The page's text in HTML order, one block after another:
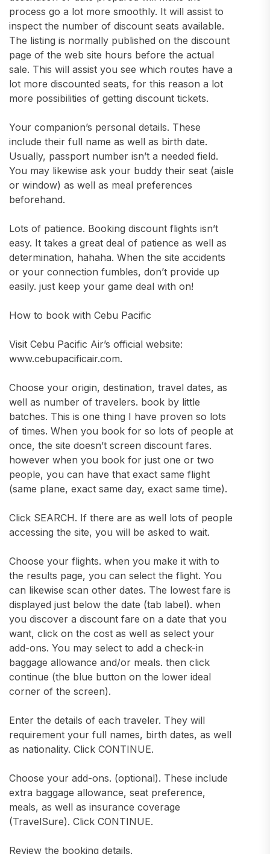
process go a lot more smoothly. It will assist to
inspect the number of discount seats available.
The listing is normally published on the discount
page of the web site hours before the actual
sale. This will assist you see which routes have a
lot more discounted seats, for this reason a lot
more possibilities of getting discount tickets.
Your companion’s personal details. These
include their full name as well as birth date.
Usually, passport number isn’t a needed field.
You may likewise ask your buddy their seat (aisle
or window) as well as meal preferences
beforehand.
Lots of patience. Booking discount flights isn’t
easy. It takes a great deal of patience as well as
determination, hahaha. When the site accidents
or your connection fumbles, don’t provide up
easily. just keep your game deal with on!
How to book with Cebu Pacific
Visit Cebu Pacific Air’s official website:
www.cebupacificair.com.
Choose your origin, destination, travel dates, as
well as number of travelers. book by little
batches. This is one thing I have proven so lots
of times. When you book for so lots of people at
once, the site doesn’t screen discount fares.
however when you book for just one or two
people, you can have that exact same flight
(same plane, exact same day, exact same time).
Click SEARCH. If there are as well lots of people
accessing the site, you will be asked to wait.
Choose your flights. when you make it with to
the results page, you can select the flight. You
can likewise scan other dates. The lowest fare is
displayed just below the date (tab label). when
you discover a discount fare on a date that you
want, click on the cost as well as select your
add-ons. You may select to add a check-in
baggage allowance and/or meals. then click
continue (the blue button on the lower ideal
corner of the screen).
Enter the details of each traveler. They will
requirement your full names, birth dates, as well
as nationality. Click CONTINUE.
Choose your add-ons. (optional). These include
extra baggage allowance, seat preference,
meals, as well as insurance coverage
(TravelSure). Click CONTINUE.
Review the booking details.